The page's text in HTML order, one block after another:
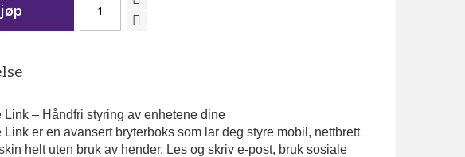
Link – Håndfri styring av enhetene dine
Linker en avansert bryterboks som lar deg styre mobil, nettbrett
helt uten bruk av hender. Les og skrive‑post, bruk sosiale